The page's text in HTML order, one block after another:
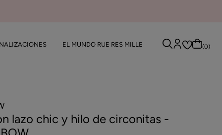
EL MUNDO RUE RES MILLE (0)
lazo chic y hilo de circonitas -